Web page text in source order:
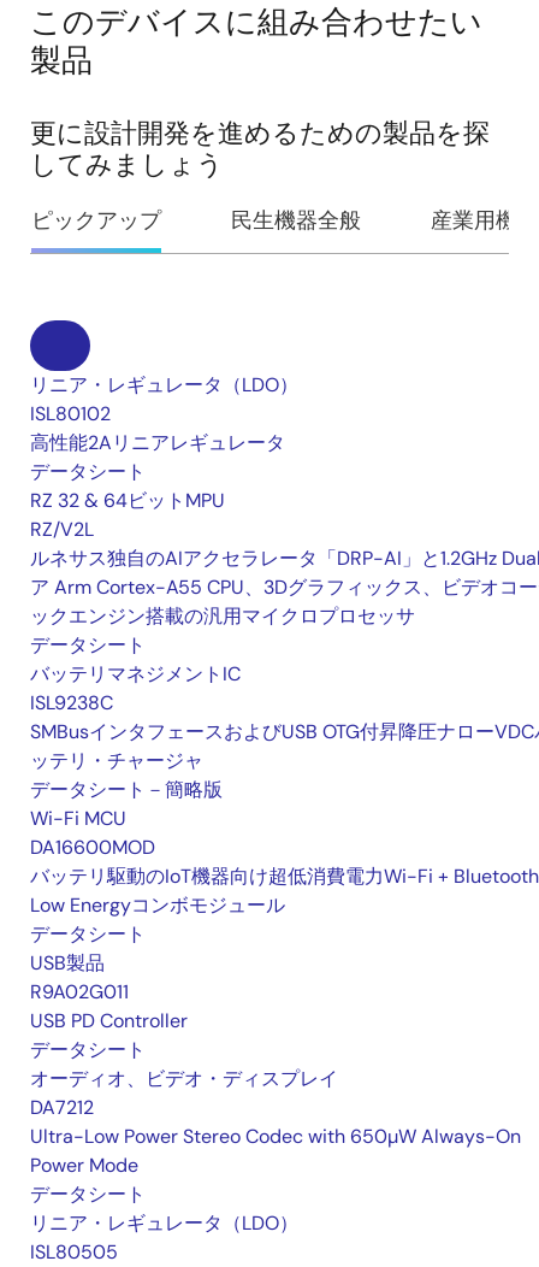
このデバイスに組み合わせたい
製品
更に設計開発を進めるための製品を探
してみましょう
ピックアップ 民生機器全般 産業用機器
リニア・レギュレータ（LDO）
ISL80102
高性能2Aリニアレギュレータ
データシート
RZ 32 & 64ビットMPU
RZ/V2L
ルネサス独自のAIアクセラレータ「DRP-AI」と1.2GHz
ア Arm Cortex-A55 CPU、3Dグラフィックス、ビデオコ
ックエンジン搭載の汎用マイクロプロセッサ
データシート
バッテリマネジメントIC
ISL9238C
SMBusインタフェースおよびUSB OTG付昇降圧ナローVDC
ッテリ・チャージャ
データシート－簡略版
Wi-Fi MCU
DA16600MOD
バッテリ駆動のIoT機器向け超低消費電力Wi-Fi + Bluetooth
Low Energyコンボモジュール
データシート
USB製品
R9A02G011
USB PD Controller
データシート
オーディオ、ビデオ・ディスプレイ
DA7212
Ultra-Low Power Stereo Codec with 650µW Always-On
Power Mode
データシート
リニア・レギュレータ（LDO）
ISL80505